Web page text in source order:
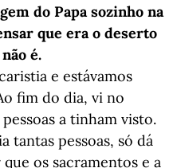
do Papa sozinho na
que era o deserto
é.
e estávamos
fim do dia, vi no
a tinham visto.
tantas pessoas, só dá
os sacramentos e a